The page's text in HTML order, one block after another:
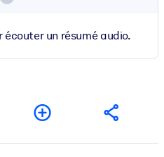
écouter un résumé audio.